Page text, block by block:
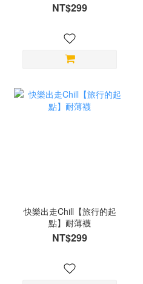
NT$299
快樂出走Chill【旅行的起
點】耐薄襪
NT$299